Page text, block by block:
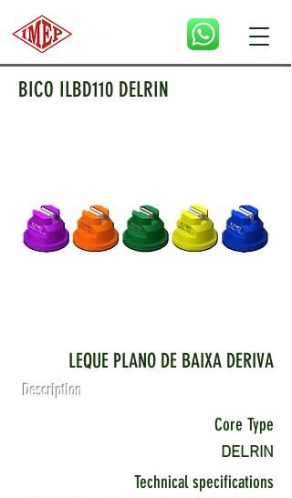
BICO ILBD110 DELRIN
LEQUE PLANO DE BAIXA DERIVA
Description
Core Type
DELRIN
Technical specifications